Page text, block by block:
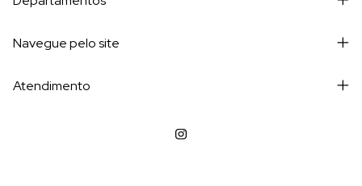
Navegue pelo site
Atendimento